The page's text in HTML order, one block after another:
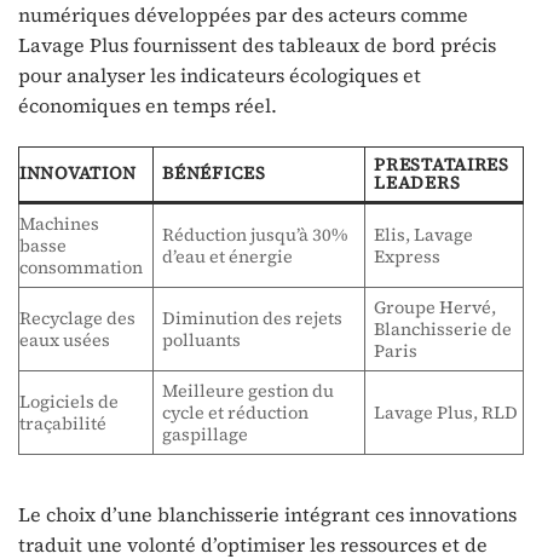
numériques développées par des acteurs comme
Lavage Plus fournissent des tableaux de bord précis
pour analyser les indicateurs écologiques et
économiques en temps réel.
INNOVATION BÉNÉFICES PRESTATAIRES
LEADERS
Machines
basse
consommation
Réduction jusqu’à 30%
d’eau et énergie
Elis, Lavage
Express
Recyclage des
eaux usées
Diminution des rejets
polluants
Groupe Hervé,
Blanchisserie de
Paris
Logiciels de
traçabilité
Meilleure gestion du
cycle et réduction
gaspillage
Lavage Plus, RLD
Le choix d’une blanchisserie intégrant ces innovations
traduit une volonté d’optimiser les ressources et de